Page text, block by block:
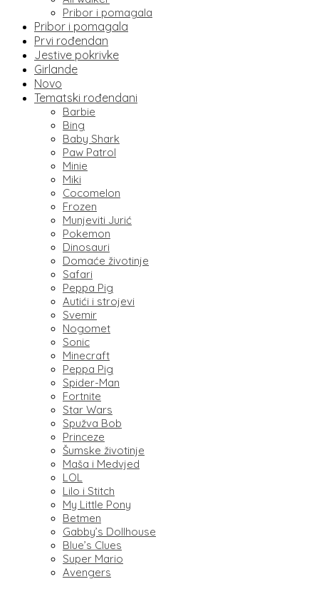
Pribor i pomagala
Pribor i pomagala
Prvi rođendan
Jestive pokrivke
Girlande
Novo
Tematski rođendani
Barbie
Bing
Baby Shark
Paw Patrol
Minie
Miki
Cocomelon
Frozen
Munjeviti Jurić
Pokemon
Dinosauri
Domaće životinje
Safari
Peppa Pig
Autići i strojevi
Svemir
Nogomet
Sonic
Minecraft
Peppa Pig
Spider-Man
Fortnite
Star Wars
Spužva Bob
Princeze
Šumske životinje
Maša i Medvjed
LOL
Lilo i Stitch
My Little Pony
Betmen
Gabby’s Dollhouse
Blue’s Clues
Super Mario
Avengers